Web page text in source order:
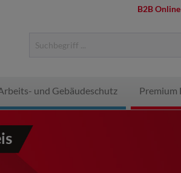
B2B
und Gebäudeschutz Premium